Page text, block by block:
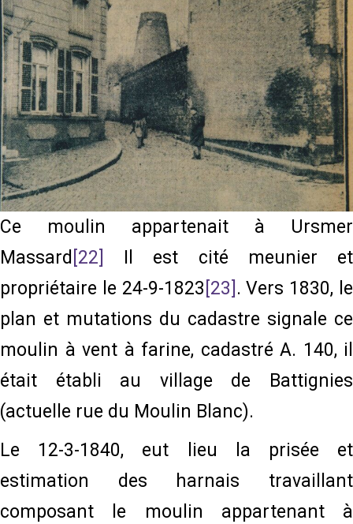
Ce moulin appartenait à Ursmer
Massard [22]
Il est cité meunier et
propriétaire le 24-9-1823 [23] . Vers 1830, le
plan et mutations du cadastre signale ce
moulin à vent à farine, cadastré A. 140, il
était établi au village de Battignies
(actuelle rue du Moulin Blanc).
Le 12-3-1840, eut lieu la prisée et
estimation des harnais travaillant
composant le moulin appartenant à